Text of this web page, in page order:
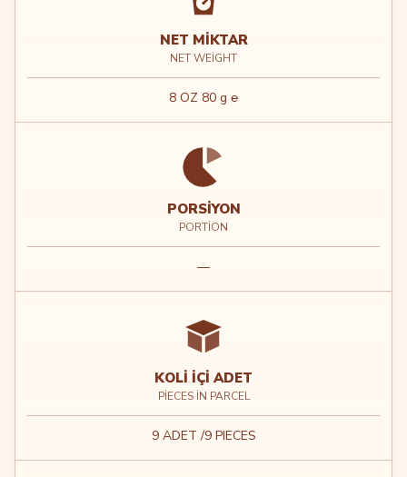
NET MIKTAR
NET WEIGHT
8 OZ 80 g ℮
PORSIYON
PORTION
—
KOLI İÇI ADET
PIECES IN PARCEL
9 ADET /9 PIECES